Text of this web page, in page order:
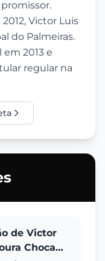
Victor Luís
do Palmeiras.
2013 e
regular na
de Victor
Chocam